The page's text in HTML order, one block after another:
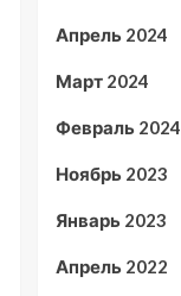
Апрель 2024
Март 2024
Февраль 2024
Ноябрь 2023
Январь 2023
Апрель 2022